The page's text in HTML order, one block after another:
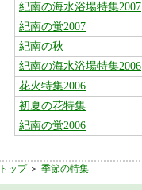
紀南の海水浴場特集2007
紀南の蛍2007
紀南の秋
紀南の海水浴場特集2006
花火特集2006
初夏の花特集
紀南の蛍2006
トップ＞ 季節の特集